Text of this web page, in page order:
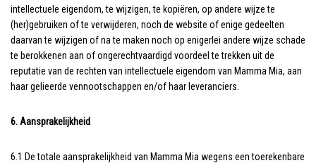
intellectuele eigendom, te wijzigen, te kopiëren, op andere wijze te
(her)gebruiken of te verwijderen, noch de website of enige gedeelten
daarvan te wijzigen of na te maken noch op enigerlei andere wijze schade
te berokkenen aan of ongerechtvaardigd voordeel te trekken uit de
reputatie van de rechten van intellectuele eigendom van Mamma Mia, aan
haar gelieerde vennootschappen en/of haar leveranciers.
6. Aansprakelijkheid
6.1 De totale aansprakelijkheid van Mamma Mia wegens een toerekenbare